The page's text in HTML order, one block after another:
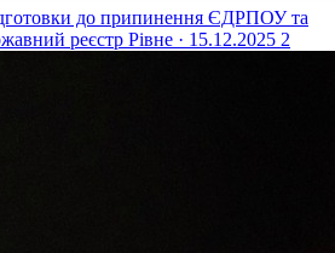
до припинення ЄДРПОУ та
реєстр Рівне · 15.12.2025 2